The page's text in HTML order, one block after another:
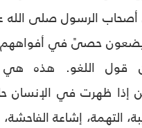
الرسول صلى الله
حصىً في أفواههم
قول اللغو. هذه هي
إذا ظهرت في الإنسان
التهمة، إشاعة الفاحشة،